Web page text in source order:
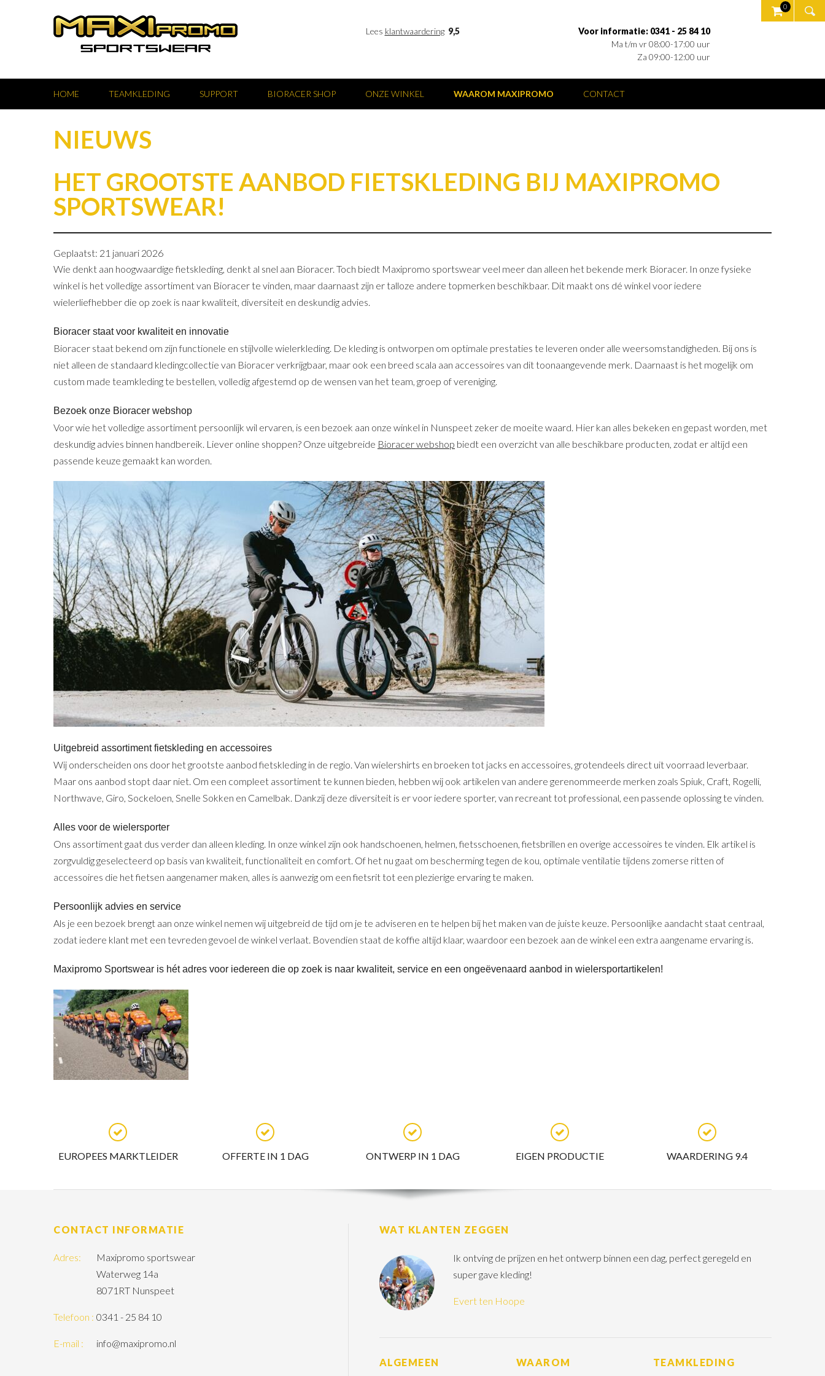
Lees klantwaardering 9,5
Voor informatie: 0341 - 25 84 10
Ma t/m vr 08:00-17:00 uur
Za 09:00-12:00 uur
0
HOME TEAMKLEDING SUPPORT BIORACER SHOP ONZE WINKEL WAAROM MAXIPROMO CONTACT
NIEUWS
HET GROOTSTE AANBOD FIETSKLEDING BIJ MAXIPROMO
SPORTSWEAR!
Geplaatst: 21 januari 2026
Wie denkt aan hoogwaardige fietskleding, denkt al snel aan Bioracer. Toch biedt Maxipromo sportswear veel meer dan alleen het bekende merk Bioracer. In onze fysieke
winkel is het volledige assortiment van Bioracer te vinden, maar daarnaast zijn er talloze andere topmerken beschikbaar. Dit maakt ons dé winkel voor iedere
wielerliefhebber die op zoek is naar kwaliteit, diversiteit en deskundig advies.
Bioracer staat voor kwaliteit en innovatie
Bioracer staat bekend om zijn functionele en stijlvolle wielerkleding. De kleding is ontworpen om optimale prestaties te leveren onder alle weersomstandigheden. Bij ons is
niet alleen de standaard kledingcollectie van Bioracer verkrijgbaar, maar ook een breed scala aan accessoires van dit toonaangevende merk. Daarnaast is het mogelijk om
custom made teamkleding te bestellen, volledig afgestemd op de wensen van het team, groep of vereniging.
Bezoek onze Bioracer webshop
Voor wie het volledige assortiment persoonlijk wil ervaren, is een bezoek aan onze winkel in Nunspeet zeker de moeite waard. Hier kan alles bekeken en gepast worden, met
deskundig advies binnen handbereik. Liever online shoppen? Onze uitgebreide Bioracer webshop biedt een overzicht van alle beschikbare producten, zodat er altijd een
passende keuze gemaakt kan worden.
Uitgebreid assortiment fietskleding en accessoires
Wij onderscheiden ons door het grootste aanbod fietskleding in de regio. Van wielershirts en broeken tot jacks en accessoires, grotendeels direct uit voorraad leverbaar.
Maar ons aanbod stopt daar niet. Om een compleet assortiment te kunnen bieden, hebben wij ook artikelen van andere gerenommeerde merken zoals Spiuk, Craft, Rogelli,
Northwave, Giro, Sockeloen, Snelle Sokken en Camelbak. Dankzij deze diversiteit is er voor iedere sporter, van recreant tot professional, een passende oplossing te vinden.
Alles voor de wielersporter
Ons assortiment gaat dus verder dan alleen kleding. In onze winkel zijn ook handschoenen, helmen, fietsschoenen, fietsbrillen en overige accessoires te vinden. Elk artikel is
zorgvuldig geselecteerd op basis van kwaliteit, functionaliteit en comfort. Of het nu gaat om bescherming tegen de kou, optimale ventilatie tijdens zomerse ritten of
accessoires die het fietsen aangenamer maken, alles is aanwezig om een fietsrit tot een plezierige ervaring te maken.
Persoonlijk advies en service
Als je een bezoek brengt aan onze winkel nemen wij uitgebreid de tijd om je te adviseren en te helpen bij het maken van de juiste keuze. Persoonlijke aandacht staat centraal,
zodat iedere klant met een tevreden gevoel de winkel verlaat. Bovendien staat de koffie altijd klaar, waardoor een bezoek aan de winkel een extra aangename ervaring is.
Maxipromo Sportswear is hét adres voor iedereen die op zoek is naar kwaliteit, service en een ongeëvenaard aanbod in wielersportartikelen!
EUROPEES MARKTLEIDER OFFERTE IN 1 DAG ONTWERP IN 1 DAG EIGEN PRODUCTIE WAARDERING 9.4
CONTACT INFORMATIE
Adres:
Maxipromo sportswear
Waterweg 14a
8071RT Nunspeet
Telefoon : 0341 - 25 84 10
E-mail : info@maxipromo.nl
WAT KLANTEN ZEGGEN
Ik ontving de prijzen en het ontwerp binnen een dag, perfect geregeld en
super gave kleding!
Evert ten Hoope
ALGEMEEN WAAROM TEAMKLEDING